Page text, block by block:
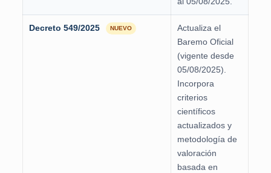
Decreto 549/2025 NUEVO
Actualiza el
Baremo Oficial
(vigente desde
05/08/2025).
Incorpora
criterios
científicos
actualizados y
metodología de
valoración
basada en